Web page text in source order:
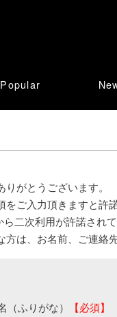
Popular
りがとうございます。
をご入力頂きますと許
ら二次利用が許諾され
方は、お名前、ご連絡
（ふりがな） 【必須】